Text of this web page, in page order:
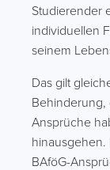
Studierender
individuellen
seinem
Das gilt
Behinderung,
Ansprüche
BAföG-